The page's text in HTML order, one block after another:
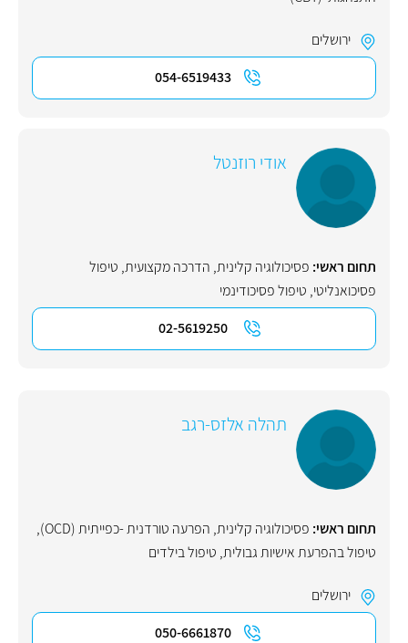
ירושלים
054-6519433
אודי רוזנטל
תחום ראשי: פסיכולוגיה קלינית, הדרכה מקצועית, טיפול
פסיכואנליטי, טיפול פסיכודינמי
02-5619250
תהלה אלזס-רגב
תחום ראשי: פסיכולוגיה קלינית, הפרעה טורדנית -כפייתית (OCD)
,
טיפול בהפרעת אישיות גבולית, טיפול בילדים
ירושלים
050-6661870